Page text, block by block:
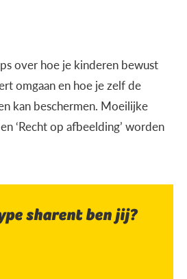
over hoe je kinderen bewust
omgaan en hoe je zelf de
kan beschermen. Moeilijke
‘Recht op afbeelding’ worden
sharent ben jij?